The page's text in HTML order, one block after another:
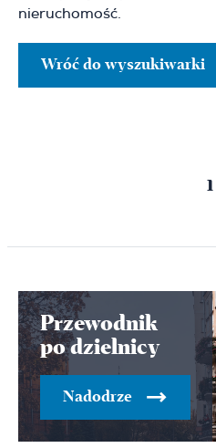
nieruchomość.
Wróć do wyszukiwarki
1
Przewodnik
po dzielnicy
Nadodrze